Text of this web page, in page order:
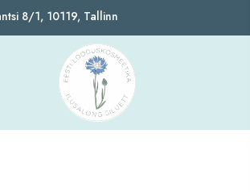
8/1, 10119, Tallinn